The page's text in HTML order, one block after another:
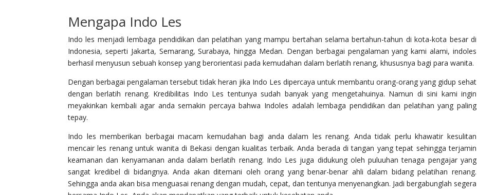
Mengapa Indo Les
Indo les menjadi lembaga pendidikan dan pelatihan yang mampu bertahan selama bertahun-tahun di kota-kota besar di
Indonesia, seperti Jakarta, Semarang, Surabaya, hingga Medan. Dengan berbagai pengalaman yang kami alami, indoles
berhasil menyusun sebuah konsep yang berorientasi pada kemudahan dalam berlatih renang, khususnya bagi para wanita.
Dengan berbagai pengalaman tersebut tidak heran jika Indo Les dipercaya untuk membantu orang-orang yang gidup sehat
dengan berlatih renang. Kredibilitas Indo Les tentunya sudah banyak yang mengetahuinya. Namun di sini kami ingin
meyakinkan kembali agar anda semakin percaya bahwa Indoles adalah lembaga pendidikan dan pelatihan yang paling
tepay.
Indo les memberikan berbagai macam kemudahan bagi anda dalam les renang. Anda tidak perlu khawatir kesulitan
mencair les renang untuk wanita di Bekasi dengan kualitas terbaik. Anda berada di tangan yang tepat sehingga terjamin
keamanan dan kenyamanan anda dalam berlatih renang. Indo Les juga didukung oleh puluuhan tenaga pengajar yang
sangat kredibel di bidangnya. Anda akan ditemani oleh orang yang benar-benar ahli dalam bidang pelatihan renang.
Sehingga anda akan bisa menguasai renang dengan mudah, cepat, dan tentunya menyenangkan. Jadi bergabunglah segera